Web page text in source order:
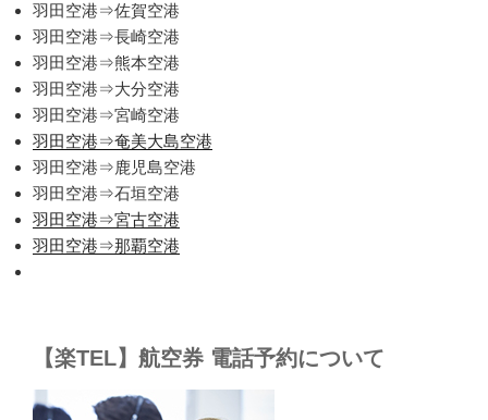
羽田空港⇒佐賀空港
羽田空港⇒長崎空港
羽田空港⇒熊本空港
羽田空港⇒大分空港
羽田空港⇒宮崎空港
羽田空港⇒奄美大島空港
羽田空港⇒鹿児島空港
羽田空港⇒石垣空港
羽田空港⇒宮古空港
羽田空港⇒那覇空港
【楽TEL】航空券 電話予約について